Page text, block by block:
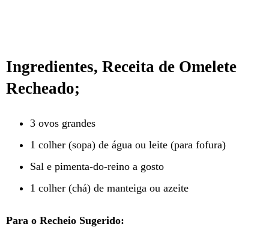
Ingredientes, Receita de Omelete
Recheado;
3 ovos grandes
1 colher (sopa) de água ou leite (para fofura)
Sal e pimenta-do-reino a gosto
1 colher (chá) de manteiga ou azeite
Para o Recheio Sugerido: